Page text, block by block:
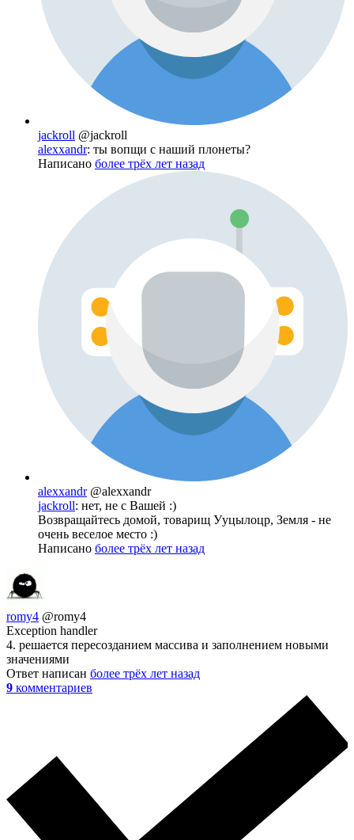
jackroll @jackroll
alexxandr: ты вопщи с наший плонеты?
Написано более трёх лет назад
alexxandr @alexxandr
jackroll: нет, не с Вашей :)
Возвращайтесь домой, товарищ Ууцылоцр, Земля - не
очень веселое место :)
Написано более трёх лет назад
romy4 @romy4
Exception handler
4. решается пересозданием массива и заполнением новыми
значениями
Ответ написан более трёх лет назад
9 комментариев